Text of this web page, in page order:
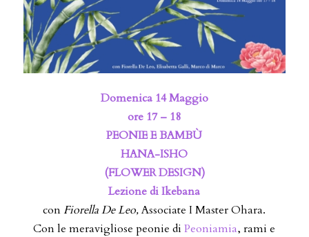
Domenica 14 Maggio
ore 17 – 18
PEONIE E BAMBÙ
HANA-ISHO
(FLOWER DESIGN)
Lezione di Ikebana
con Fiorella De Leo,Associate I Master Ohara.
Con le meravigliose peonie diPeoniamia, rami e